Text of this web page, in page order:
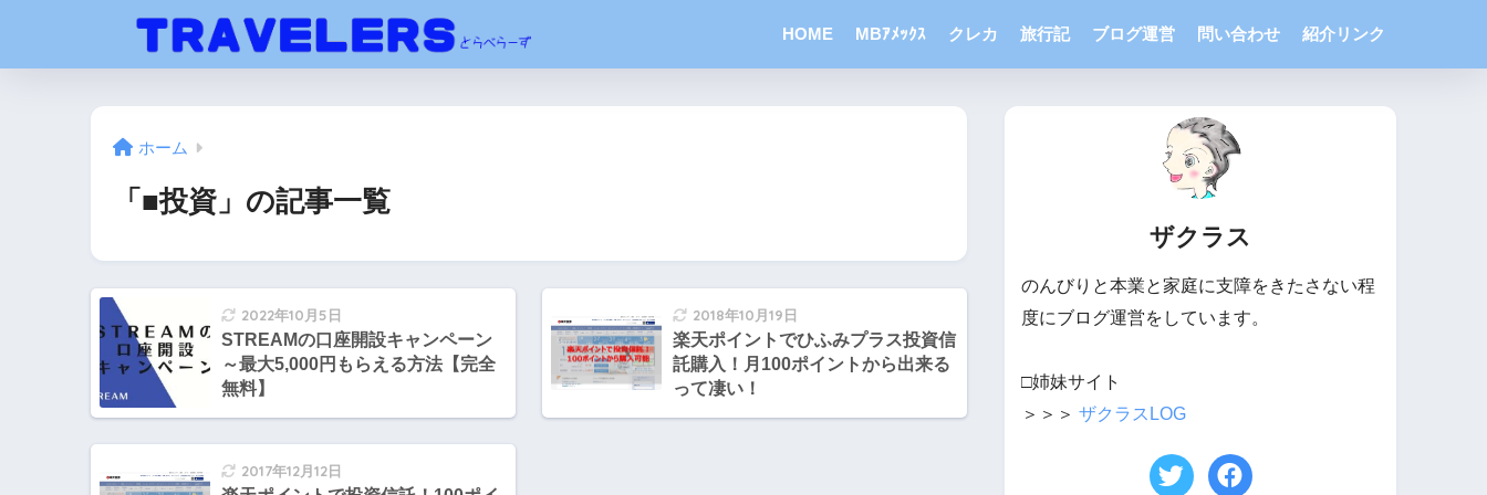
HOME MBｱﾒｯｸｽ クレカ 旅行記 ブログ運営 問い合わせ 紹介リンク
ホーム
「■投資」の記事一覧
2022年10月5日
STREAMの口座開設キャンペーン
～最大5,000円もらえる方法【完全
無料】
2018年10月19日
楽天ポイントでひふみプラス投資信
託購入！月100ポイントから出来る
って凄い！
2017年12月12日
ザクラス
のんびりと本業と家庭に支障をきたさない程
度にブログ運営をしています。
□姉妹サイト
＞＞＞ ザクラスLOG